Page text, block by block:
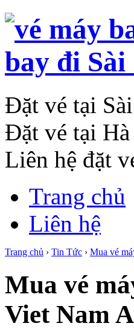
Đặt vé tại
Đặt vé tại
Liên hệ đặt
Trang chủ
Liên hệ
Trang chủ › Tin Tức › Mua vé
Mua vé
Viet Nam